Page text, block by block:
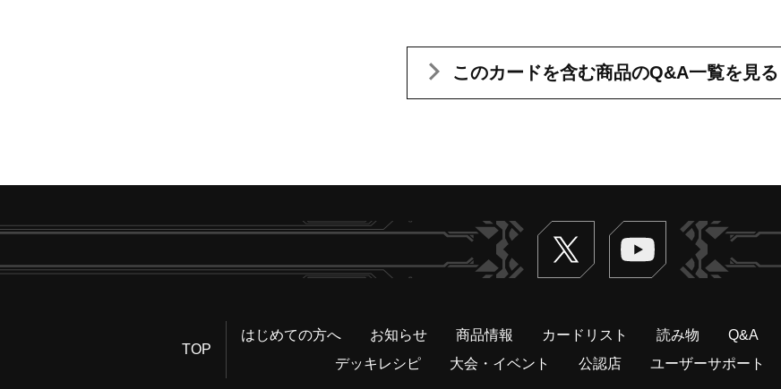
このカードを含む商品のQ&A一覧を見る
Twitter ヴァンガードch
TOP
はじめての方へ お知らせ 商品情報 カードリスト 読み物 Q&A
デッキレシピ
大会・イベント 公認店 ユーザーサポート